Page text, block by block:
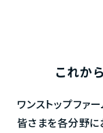
これか
ワンストップファ
皆さまを各分野に